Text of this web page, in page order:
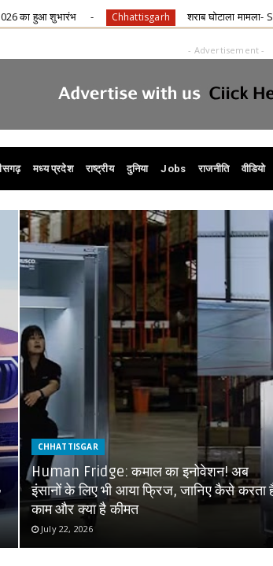
- Advertisement -
मध्य प्रदेश राष्ट्रीय दुनिया Jobs राजनीति वीडियो
शराब घोटाला मामला- SC से अनवर ढेबर को अंतरिम
CHHATTISGAR
Human Fridge: कमाल का इनोवेशन! अब
इंसानों के लिए भी आया फ्रिज, जानिए कैसे करता
काम और क्या है कीमत
July 22, 2026